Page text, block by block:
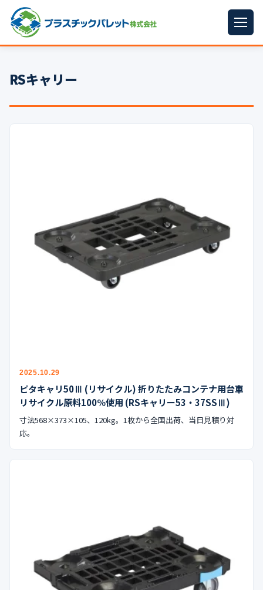
パレットサイズ
プラパレット ▼
イラン情勢まとめ
RSキャリー
2025.10.29
ピタキャリ50Ⅲ (リサイクル) 折りたたみコンテナ用台車
リサイクル原料100％使用 (RSキャリー53・37SSⅢ)
寸法568×373×105、120kg。1枚から全国出荷、当日見積り対
応。